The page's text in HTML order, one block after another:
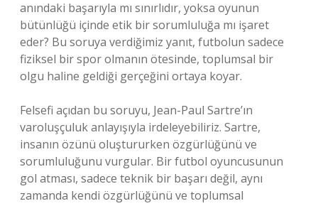
anındaki başarıyla mı sınırlıdır, yoksa oyunun
bütünlüğü içinde etik bir sorumluluğa mı işaret
eder? Bu soruya verdiğimiz yanıt, futbolun sadece
fiziksel bir spor olmanın ötesinde, toplumsal bir
olgu haline geldiği gerçeğini ortaya koyar.
Felsefi açıdan bu soruyu, Jean-Paul Sartre’ın
varoluşçuluk anlayışıyla irdeleyebiliriz. Sartre,
insanın özünü oluştururken özgürlüğünü ve
sorumluluğunu vurgular. Bir futbol oyuncusunun
gol atması, sadece teknik bir başarı değil, aynı
zamanda kendi özgürlüğünü ve toplumsal